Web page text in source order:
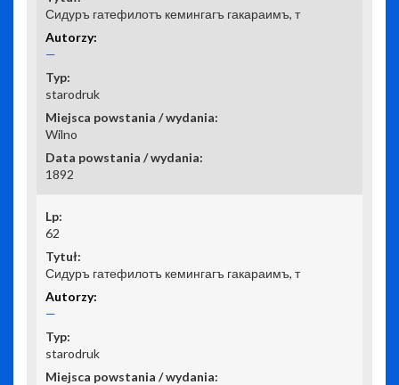
Сидуръ гатефилотъ кемингагъ гакараимъ, т
—
starodruk
Wilno
1892
62
Сидуръ гатефилотъ кемингагъ гакараимъ, т
—
starodruk